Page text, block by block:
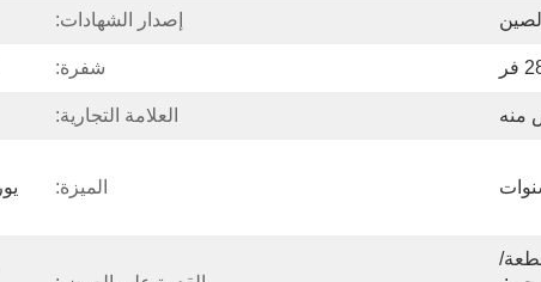
الصين إصدار الشهادات:
شفرة:
منه العلامة التجارية:
الميزة:
حقيبة معقمة، 10 قطعة/